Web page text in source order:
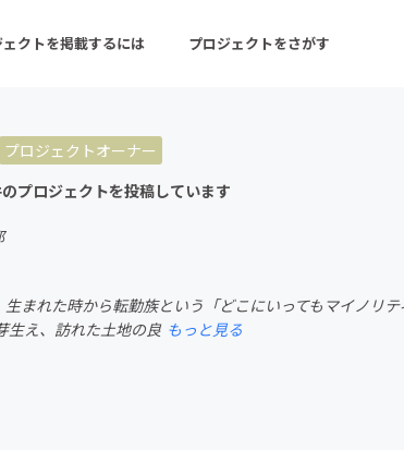
ェクトを掲載するには プロジェクトをさがす
目の新着プロジェクト
サービス開発 フード・飲食店
プロジェクトオーナー
プロジェクトを投稿しています
生まれた時から転勤族という「どこにいってもマイノリ
生え、訪れた土地の良 もっと見る